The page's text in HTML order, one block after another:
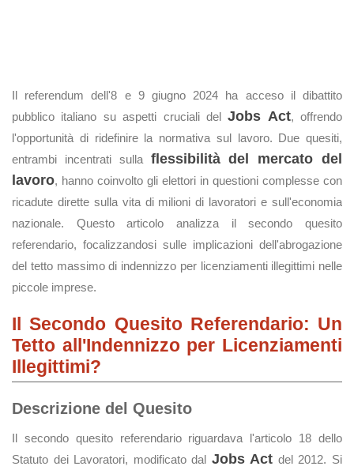
Il referendum dell'8 e 9 giugno 2024 ha acceso il dibattito
pubblico italiano su aspetti cruciali delJobs Act, offrendo
l'opportunità di ridefinire la normativa sul lavoro. Due quesiti,
entrambi incentrati sulla flessibilità del mercato del
lavoro, hanno coinvolto gli elettori in questioni complesse con
ricadute dirette sulla vita di milioni di lavoratori e sull'economia
nazionale. Questo articolo analizza il secondo quesito
referendario, focalizzandosi sulle implicazioni dell'abrogazione
del tetto massimo di indennizzo per licenziamenti illegittimi nelle
piccole imprese.
Il Secondo Quesito Referendario: Un
Tetto all'Indennizzo per Licenziamenti
Illegittimi?
Descrizione del Quesito
Il secondo quesito referendario riguardava l'articolo 18 dello
Statuto dei Lavoratori, modificato dal Jobs Act del 2012. Si